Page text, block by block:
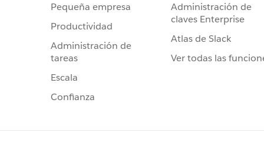
Pequeña empresa
Productividad
Administración de
tareas
Escala
Confianza
Administración de
claves Enterprise
Atlas de Slack
Ver todas las